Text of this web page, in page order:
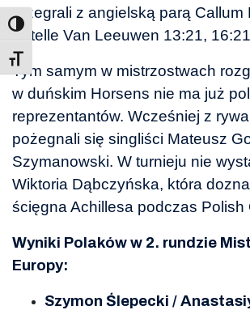
Toggle Font size
przegrali z angielską parą Callum
Estelle Van Leeuwen 13:21,
Tym samym w mistrzostwach
w duńskim Horsens nie ma już
reprezentantów. Wcześniej z
pożegnali się singliści Mateusz
Szymanowski. W turnieju nie
Wiktoria Dąbczyńska, która
ścięgna Achillesa podczas Polish
Wyniki Polaków w 2. rundzie
Europy:
Szymon Ślepecki /